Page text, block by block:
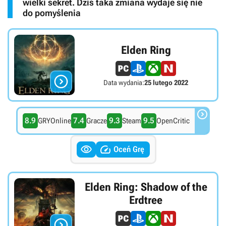
wielki sekret. Dziś taka zmiana wydaje się nie
do pomyślenia

Elden Ring
Data wydania:25 lutego 2022
8.9 GRYOnline 7.4 Gracze 9.3 Steam 9.5 OpenCritic 
  Oceń Grę
Elden Ring: Shadow of the
Erdtree